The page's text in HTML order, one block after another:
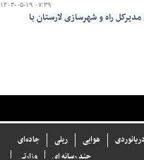
۱۴۰۴-۰۵-۱۹ ۰۷:۳۹
راه و شهرسازی لارستان با
جاده‌ای ریلی هوایی
وزارتی
چند رسانه ای